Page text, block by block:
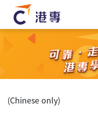
(Chinese only)